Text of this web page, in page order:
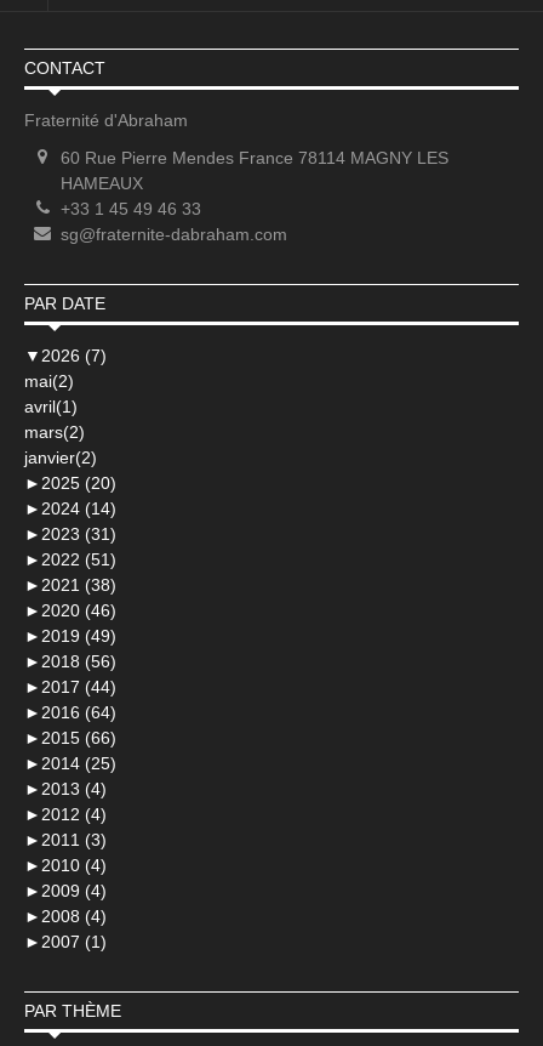
CONTACT
Fraternité d'Abraham
60 Rue Pierre Mendes France 78114 MAGNY LES
HAMEAUX
+33 1 45 49 46 33
sg@fraternite-dabraham.com
PAR DATE
▼ 2026 (7)
mai(2)
avril(1)
mars(2)
janvier(2)
► 2025 (20)
► 2024 (14)
► 2023 (31)
► 2022 (51)
► 2021 (38)
► 2020 (46)
► 2019 (49)
► 2018 (56)
► 2017 (44)
► 2016 (64)
► 2015 (66)
► 2014 (25)
► 2013 (4)
► 2012 (4)
► 2011 (3)
► 2010 (4)
► 2009 (4)
► 2008 (4)
► 2007 (1)
PAR THÈME